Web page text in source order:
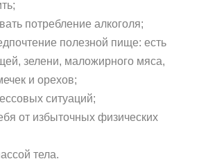
потребление алкоголя;
полезной пище: есть
зелени, маложирного мяса,
и орехов;
ситуаций;
от избыточных физических
тела.